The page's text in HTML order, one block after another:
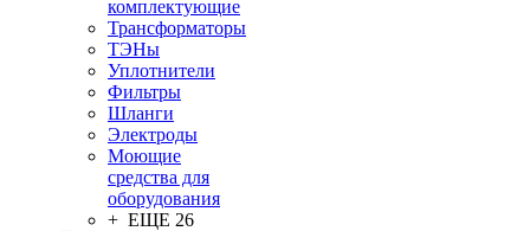
комплектующие
Трансформаторы
ТЭНы
Уплотнители
Фильтры
Шланги
Электроды
Моющие
средства для
оборудования
+ ЕЩЕ 26